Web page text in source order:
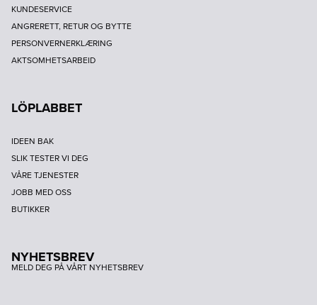
KUNDESERVICE
ANGRERETT, RETUR OG BYTTE
PERSONVERNERKLÆRING
AKTSOMHETSARBEID
LÖPLABBET
IDEEN BAK
SLIK TESTER VI DEG
VÅRE TJENESTER
JOBB MED OSS
BUTIKKER
NYHETSBREV
MELD DEG PÅ VÅRT NYHETSBREV